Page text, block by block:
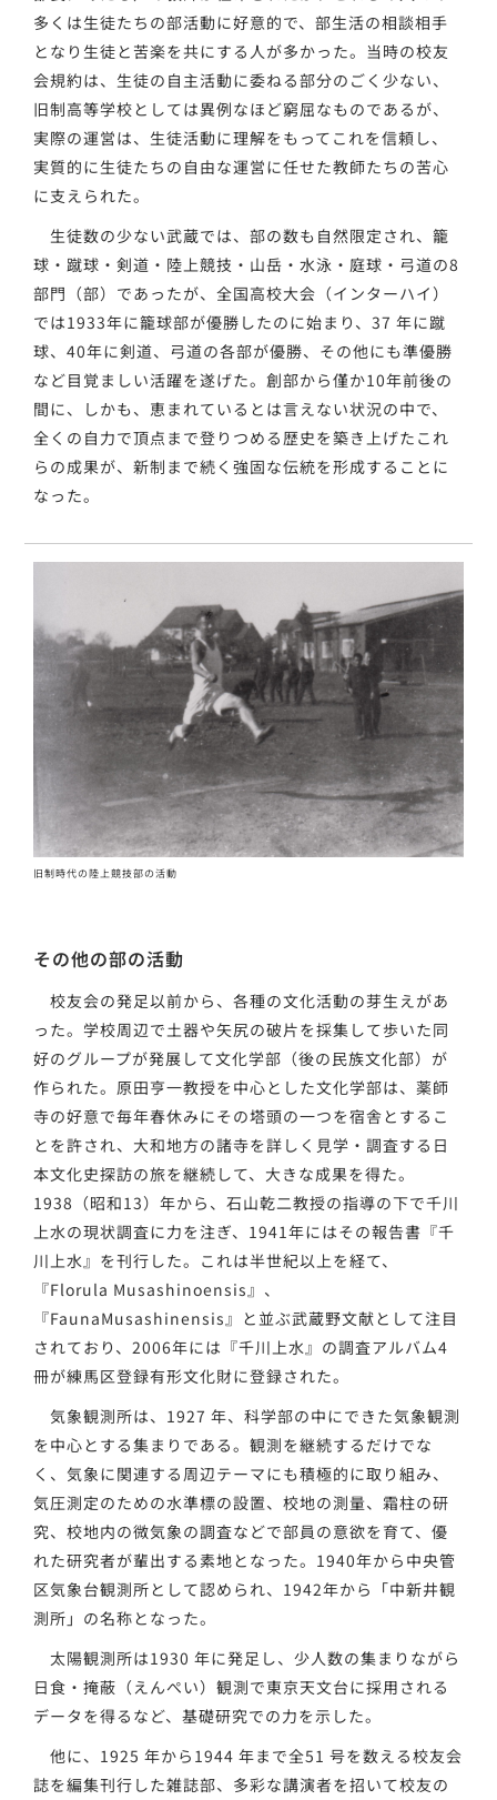
多くは生徒たちの部活動に好意的で、部生活の相談相手
となり生徒と苦楽を共にする人が多かった。当時の校友
会規約は、生徒の自主活動に委ねる部分のごく少ない、
旧制高等学校としては異例なほど窮屈なものであるが、
実際の運営は、生徒活動に理解をもってこれを信頼し、
実質的に生徒たちの自由な運営に任せた教師たちの苦心
に支えられた。
生徒数の少ない武蔵では、部の数も自然限定され、籠
球・蹴球・剣道・陸上競技・山岳・水泳・庭球・弓道の8
部門（部）であったが、全国高校大会（インターハイ）
では1933年に籠球部が優勝したのに始まり、37 年に蹴
球、40年に剣道、弓道の各部が優勝、その他にも準優勝
など目覚ましい活躍を遂げた。創部から僅か10年前後の
間に、しかも、恵まれているとは言えない状況の中で、
全くの自力で頂点まで登りつめる歴史を築き上げたこれ
らの成果が、新制まで続く強固な伝統を形成することに
なった。
旧制時代の陸上競技部の活動
その他の部の活動
校友会の発足以前から、各種の文化活動の芽生えがあ
った。学校周辺で土器や矢尻の破片を採集して歩いた同
好のグループが発展して文化学部（後の民族文化部）が
作られた。原田亨一教授を中心とした文化学部は、薬師
寺の好意で毎年春休みにその塔頭の一つを宿舎とするこ
とを許され、大和地方の諸寺を詳しく見学・調査する日
本文化史探訪の旅を継続して、大きな成果を得た。
1938（昭和13）年から、石山乾二教授の指導の下で千川
上水の現状調査に力を注ぎ、1941年にはその報告書『千
川上水』を刊行した。これは半世紀以上を経て、
『Florula Musashinoensis』、
『FaunaMusashinensis』と並ぶ武蔵野文献として注目
されており、2006年には『千川上水』の調査アルバム4
冊が練馬区登録有形文化財に登録された。
気象観測所は、1927 年、科学部の中にできた気象観測
を中心とする集まりである。観測を継続するだけでな
く、気象に関連する周辺テーマにも積極的に取り組み、
気圧測定のための水準標の設置、校地の測量、霜柱の研
究、校地内の微気象の調査などで部員の意欲を育て、優
れた研究者が輩出する素地となった。1940年から中央管
区気象台観測所として認められ、1942年から「中新井観
測所」の名称となった。
太陽観測所は1930 年に発足し、少人数の集まりながら
日食・掩蔽（えんぺい）観測で東京天文台に採用される
データを得るなど、基礎研究での力を示した。
他に、1925 年から1944 年まで全51 号を数える校友会
誌を編集刊行した雑誌部、多彩な講演者を招いて校友の